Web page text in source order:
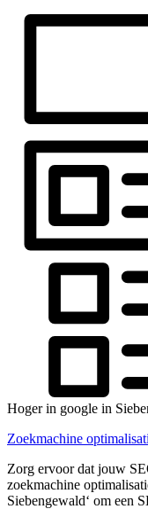
Hoger in google in
Zoekmachine
Zorg ervoor dat jouw
zoekmachine
Siebengewald‘ om een